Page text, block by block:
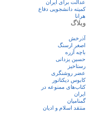
عدالت برای ایران
کمیته دانشجویی دفاع
هرانا
وبلاگ
آذرخش
اصغر ارسنگ
باچه آزره
حسین یزدانی
رستاخیز
عضر روشنگری
کابوس دیکتاتور
کتاب‌های ممنوعه در
ایران
گمنامیان
منتقد اسلام و ادیان